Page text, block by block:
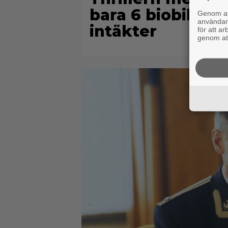
bara 6
intäkter
Genom
för att
genom